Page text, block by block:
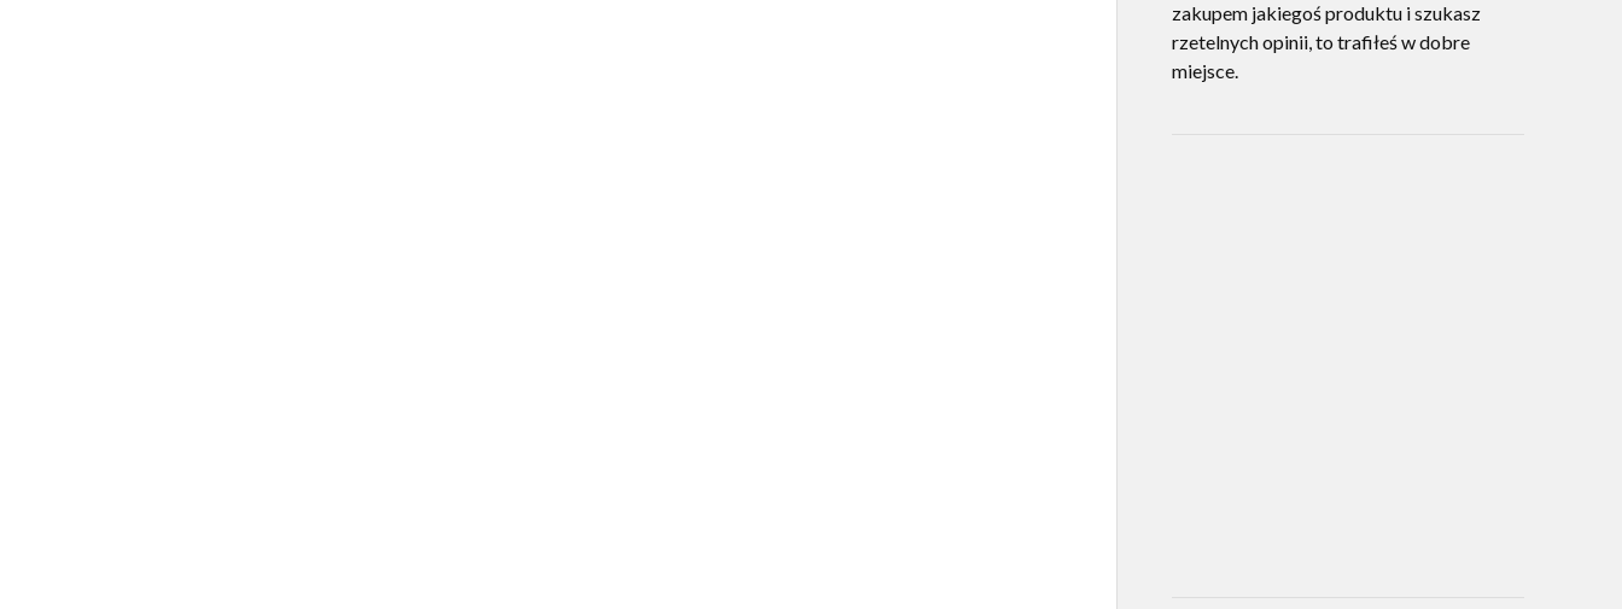
zakupem jakiegoś produktu i szukasz
rzetelnych opinii, to trafiłeś w dobre
miejsce.